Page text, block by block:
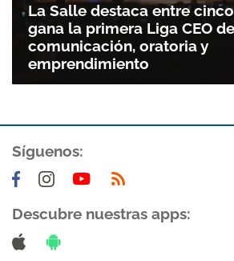
La Salle destaca entre
gana la primera Liga CEO de
comunicación, oratoria y
emprendimiento
Síguenos:
Descubre nuestras apps: